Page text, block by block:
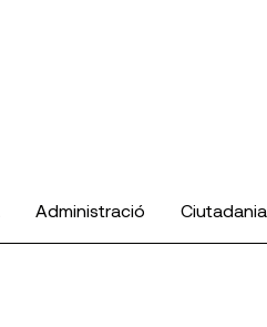
Administració Ciutadania